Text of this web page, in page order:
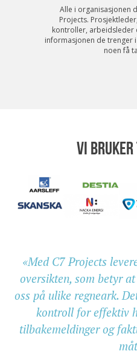
Alle i organisasjonen
Projects.
kontroller, arbeidsleder
informasjonen de trenger
noen få
VI
«Med C7 Projects
oversikten, som betyr
oss på ulike regneark.
kontroll for effektiv
tilbakemeldinger og